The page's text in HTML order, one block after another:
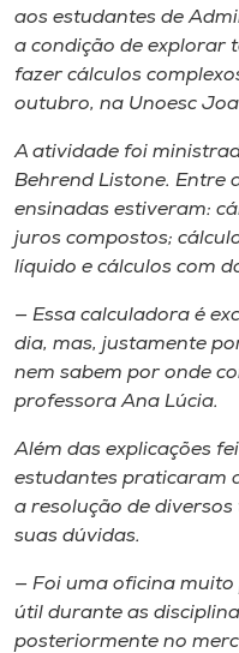
Museu
Unoesc
Selecione
o idioma
A+
A-
aos estudantes de
a condição de explorar
fazer cálculos
outubro, na Unoesc
A atividade foi
Behrend Listone. Entre
ensinadas estiveram:
juros compostos;
líquido e cálculos com
— Essa calculadora é
dia, mas, justamente
nem sabem por onde
professora Ana Lúcia.
Além das explicações
estudantes praticaram
a resolução de
suas dúvidas.
— Foi uma oficina
útil durante as
posteriormente no